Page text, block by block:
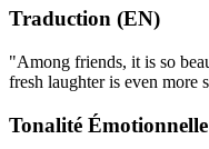
Traduction (EN)
"Among friends, it is so
fresh laughter is even more
Tonalité Émotionnelle